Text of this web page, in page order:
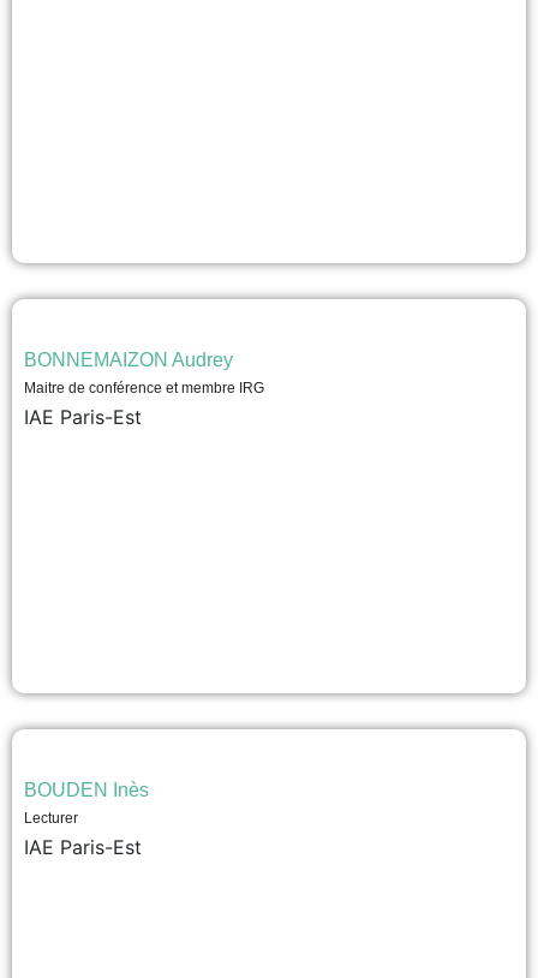
BONNEMAIZON Audrey
Maitre de conférence et membre IRG
IAE Paris-Est
BOUDEN Inès
Lecturer
IAE Paris-Est